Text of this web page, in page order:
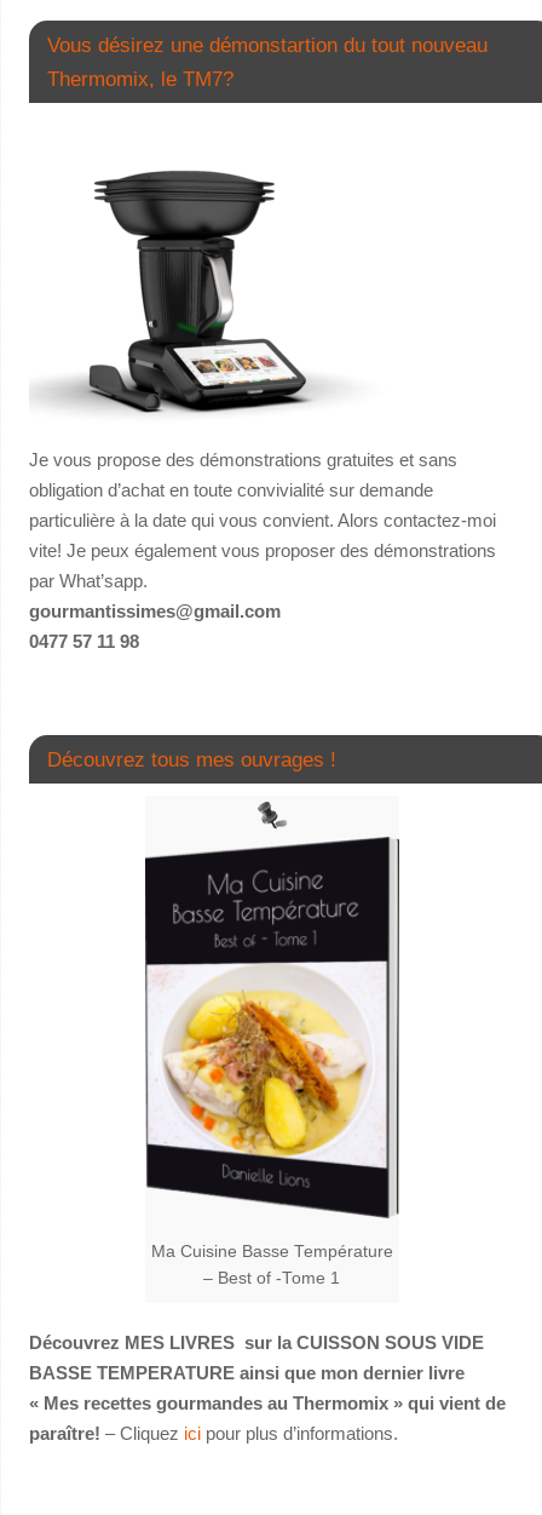
Vous désirez une démonstartion du tout nouveau
Thermomix, le TM7?
Je vous propose des démonstrations gratuites et sans
obligation d’achat en toute convivialité sur demande
particulière à la date qui vous convient. Alors contactez-moi
vite! Je peux également vous proposer des démonstrations
par What’sapp.
gourmantissimes@gmail.com
0477 57 11 98
Découvrez tous mes ouvrages !
Ma Cuisine Basse Température
– Best of -Tome 1
Découvrez MES LIVRES sur la CUISSON SOUS VIDE
BASSE TEMPERATURE ainsi que mon dernier livre
« Mes recettes gourmandes au Thermomix » qui vient de
paraître! – Cliquez icipour plus d’informations.